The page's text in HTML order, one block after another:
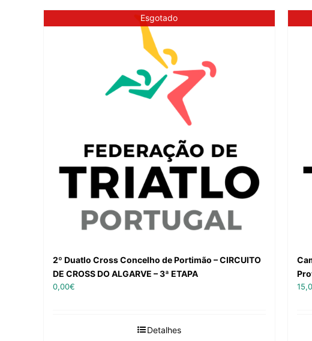
Esgotado
2º Duatlo Cross Concelho de Portimão – CIRCUITO
DE CROSS DO ALGARVE – 3ª ETAPA
0,00€
Detalhes